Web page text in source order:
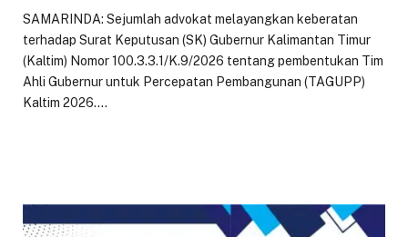
SAMARINDA: Sejumlah advokat melayangkan keberatan
terhadap Surat Keputusan (SK) Gubernur Kalimantan Timur
(Kaltim) Nomor 100.3.3.1/K.9/2026 tentang pembentukan Tim
Ahli Gubernur untuk Percepatan Pembangunan (TAGUPP)
Kaltim 2026.…